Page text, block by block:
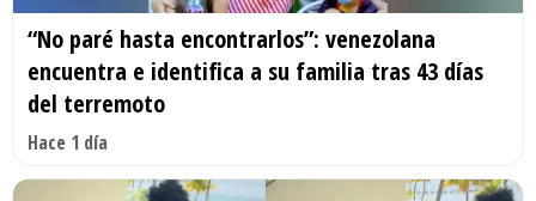
“No paré hasta encontrarlos”: venezolana
encuentra e identifica a su familia tras 43 días
del terremoto
Hace 1 día